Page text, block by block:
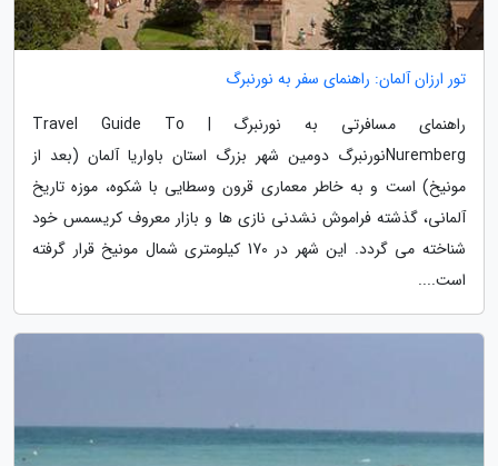
تور ارزان آلمان: راهنمای سفر به نورنبرگ
راهنمای مسافرتی به نورنبرگ | Travel Guide To
Nurembergنورنبرگ دومین شهر بزرگ استان باواریا آلمان (بعد از
مونیخ) است و به خاطر معماری قرون وسطایی با شکوه، موزه تاریخ
آلمانی، گذشته فراموش نشدنی نازی ها و بازار معروف کریسمس خود
شناخته می گردد. این شهر در 170 کیلومتری شمال مونیخ قرار گرفته
است....